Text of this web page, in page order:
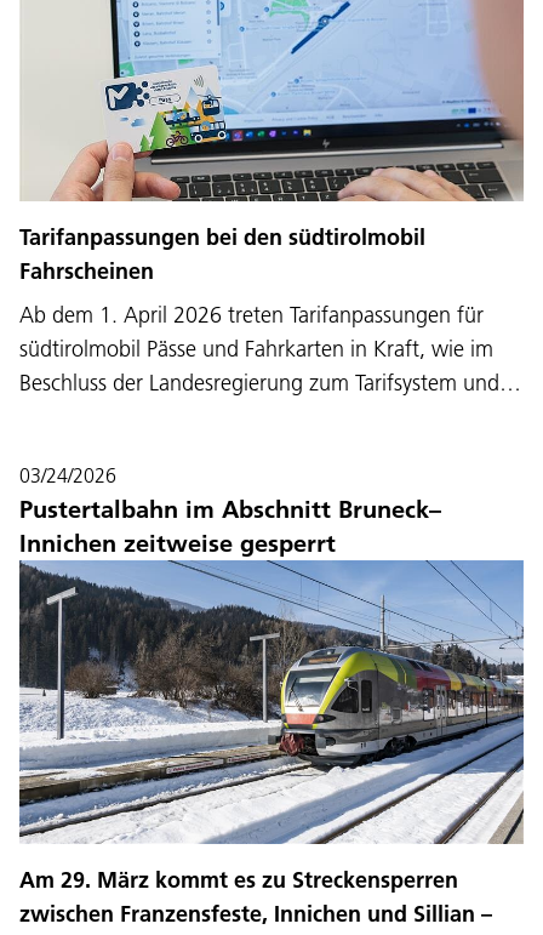
Tarifanpassungen bei den südtirolmobil
Fahrscheinen
Ab dem 1. April 2026 treten Tarifanpassungen für
südtirolmobil Pässe und Fahrkarten in Kraft, wie im
Beschluss der Landesregierung zum Tarifsystem und…
03/24/2026
Pustertalbahn im Abschnitt Bruneck–
Innichen zeitweise gesperrt
Am 29. März kommt es zu Streckensperren
zwischen Franzensfeste, Innichen und Sillian –